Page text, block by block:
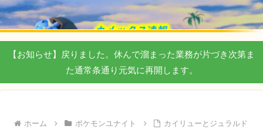
【お知らせ】戻りました。休んで溜まった業務が片づき次第ま
た通常条通り元気に再開します。
ホーム ポケモンユナイト
カイリューとジュラルド